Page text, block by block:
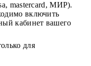
mastercard, МИР).
включить
кабинет вашего
для